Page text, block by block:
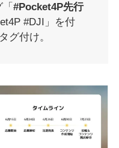
#Pocket4P先行
#DJI」を付
グ付け。